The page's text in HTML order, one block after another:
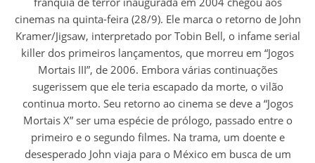
cinemas na quinta-feira (28/9). Ele marca o retorno de John
Kramer/Jigsaw, interpretado por Tobin Bell, o infame serial
killer dos primeiros lançamentos, que morreu em “Jogos
Mortais III”, de 2006. Embora várias continuações
sugerissem que ele teria escapado da morte, o vilão
continua morto. Seu retorno ao cinema se deve a “Jogos
Mortais X” ser uma espécie de prólogo, passado entre o
primeiro e o segundo filmes. Na trama, um doente e
desesperado John viaja para o México em busca de um